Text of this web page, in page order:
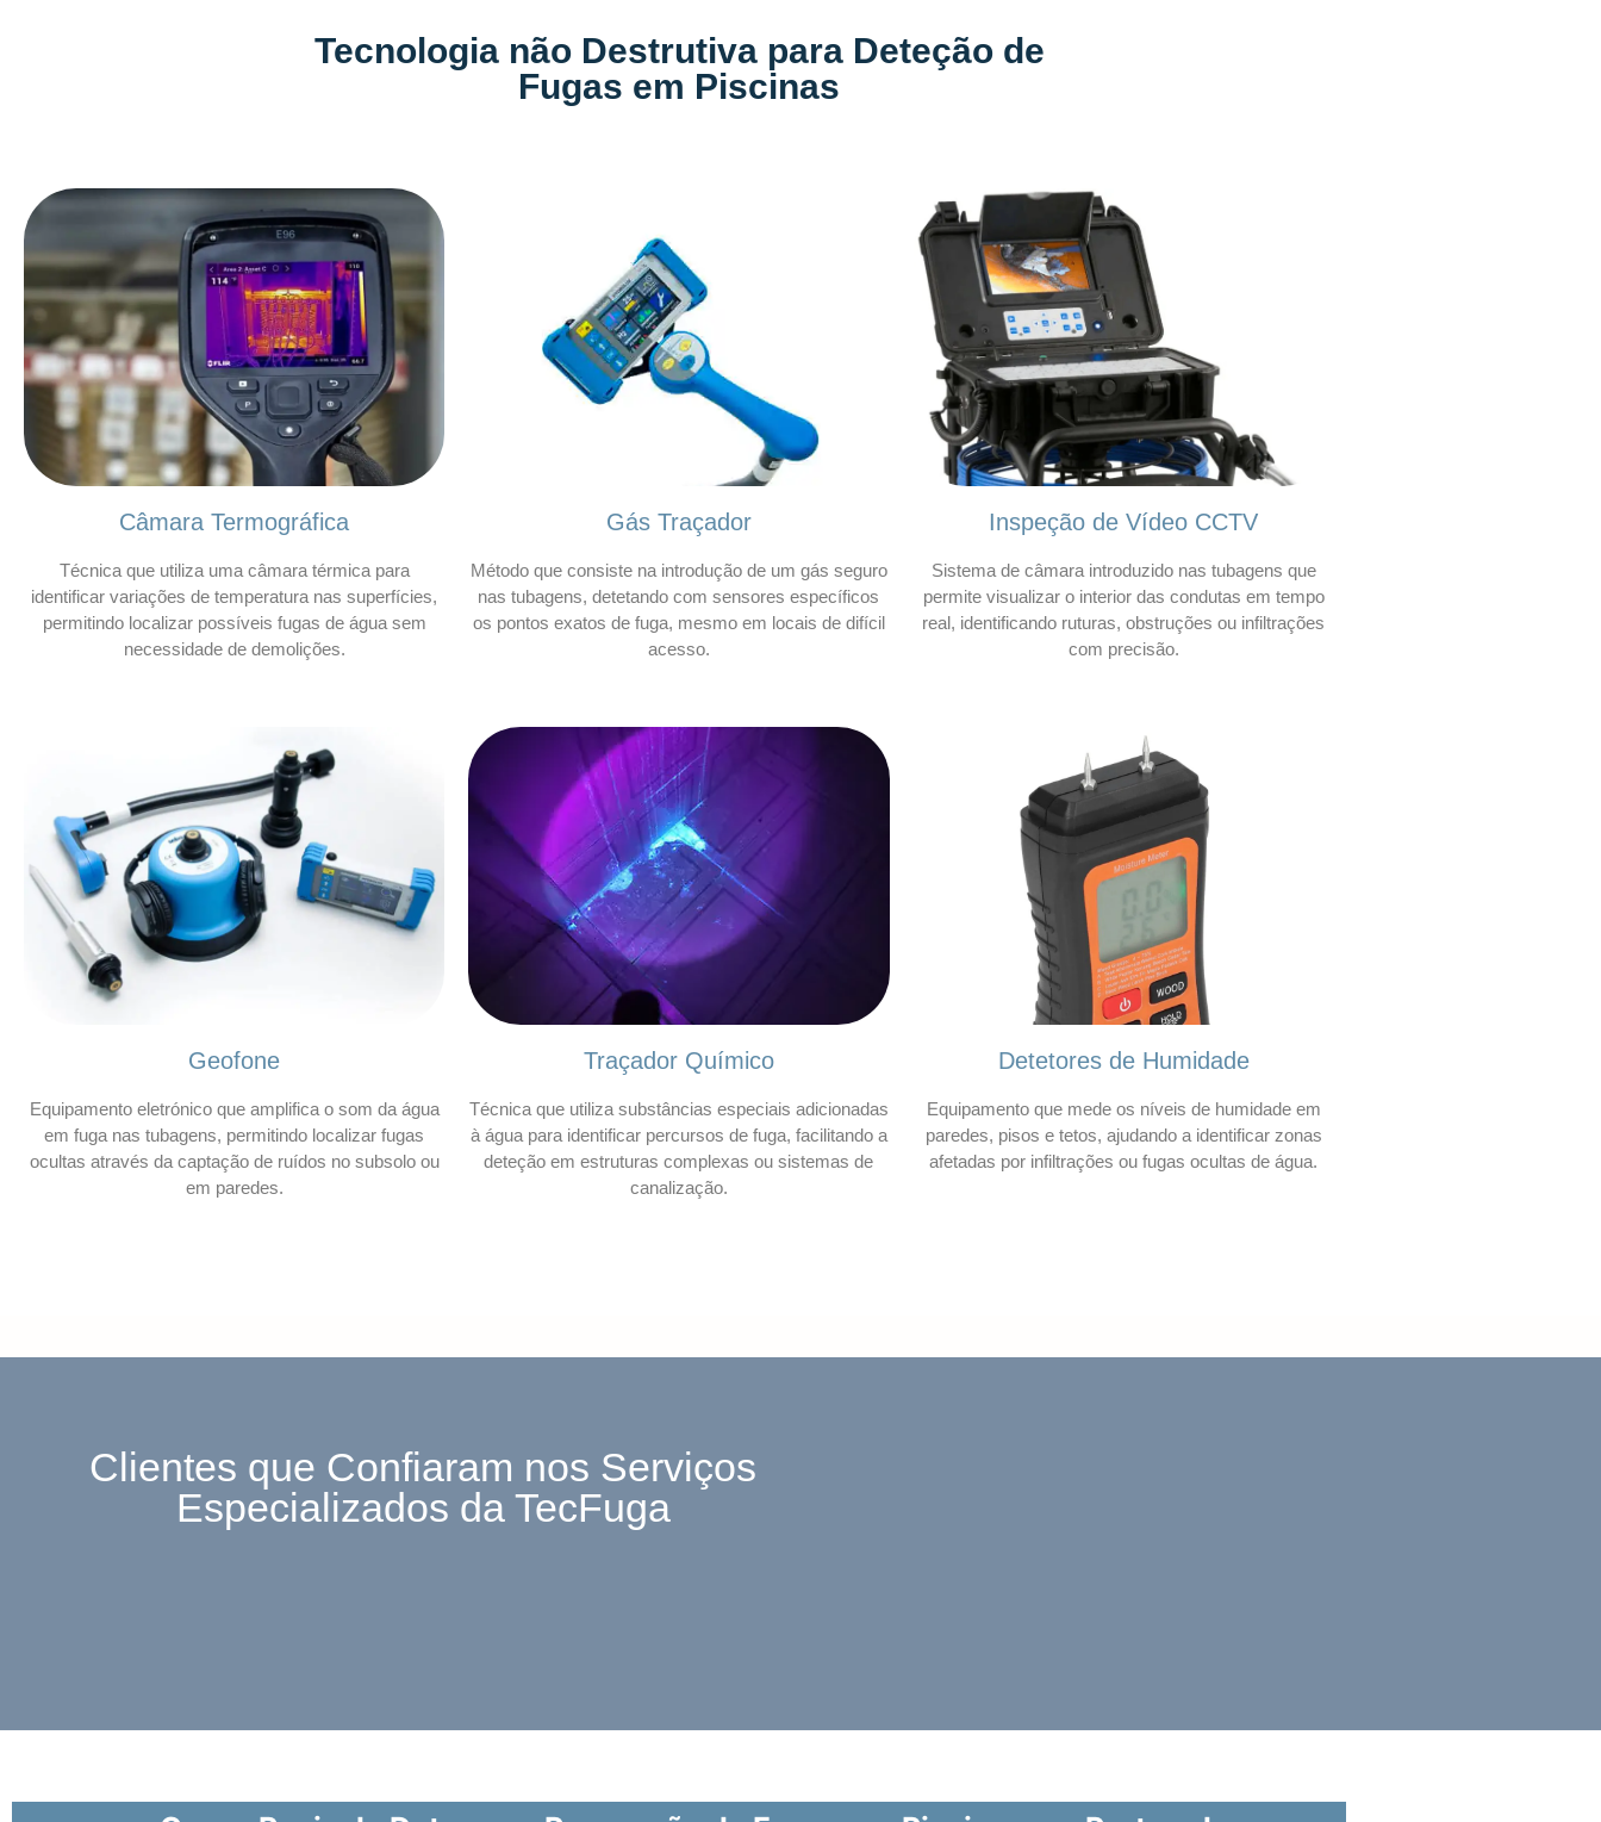
Tecnologia não Destrutiva para Deteção de
Fugas em Piscinas
Câmara Termográfica
Técnica que utiliza uma câmara térmica para
identificar variações de temperatura nas superfícies,
permitindo localizar possíveis fugas de água sem
necessidade de demolições.
Gás Traçador
Método que consiste na introdução de um gás seguro
nas tubagens, detetando com sensores específicos
os pontos exatos de fuga, mesmo em locais de difícil
acesso.
Inspeção de Vídeo CCTV
Sistema de câmara introduzido nas tubagens que
permite visualizar o interior das condutas em tempo
real, identificando ruturas, obstruções ou infiltrações
com precisão.
Geofone
Equipamento eletrónico que amplifica o som da água
em fuga nas tubagens, permitindo localizar fugas
ocultas através da captação de ruídos no subsolo ou
em paredes.
Traçador Químico
Técnica que utiliza substâncias especiais adicionadas
à água para identificar percursos de fuga, facilitando a
deteção em estruturas complexas ou sistemas de
canalização.
Detetores de Humidade
Equipamento que mede os níveis de humidade em
paredes, pisos e tetos, ajudando a identificar zonas
afetadas por infiltrações ou fugas ocultas de água.
Clientes que Confiaram nos Serviços
Especializados da TecFuga